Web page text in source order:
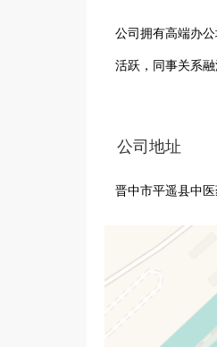
公司拥有高端办
活跃，同事关系
个充满机遇与挑
选，期待你的加
公司地址
晋中市平遥县中